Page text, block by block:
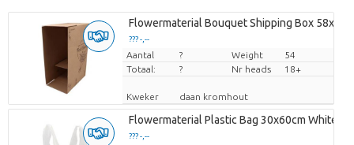
Flowermaterial Bouquet Shipping Box
??? -,--
Prijs per stuk
Aantal ? Weight
54
Totaal:
? Nr heads 18+
Kweker daan kromhout
Flowermaterial Plastic Bag 30x60cm White
??? -,--